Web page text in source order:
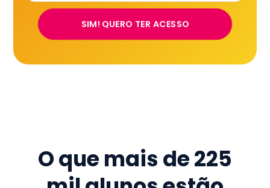
SIM! QUERO TER ACESSO
O que mais de225